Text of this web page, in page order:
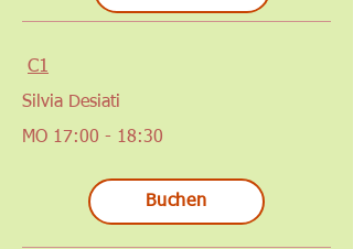
C1
Silvia Desiati
MO 17:00 - 18:30
Buchen